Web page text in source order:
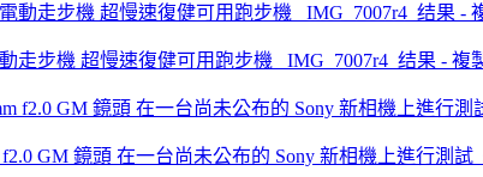
走步機 超慢速復健可用跑步機 _IMG_7007r4_结果 - 複
GM 鏡頭 在一台尚未公布的 Sony 新相機上進行測試